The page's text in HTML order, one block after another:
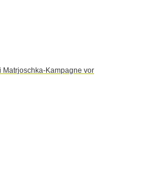
Matrjoschka-Kampagne vor